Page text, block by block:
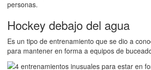
personas.
Hockey debajo del agua
Es un tipo de entrenamiento que se dio a
para mantener en forma a equipos de